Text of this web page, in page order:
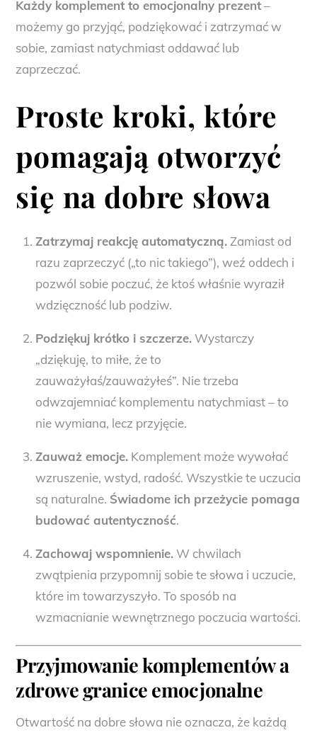
Każdy komplement to emocjonalny prezent–
możemy go przyjąć, podziękować i zatrzymać w
sobie, zamiast natychmiast oddawać lub
zaprzeczać.
Proste kroki, które
pomagają otworzyć
się na dobre słowa
Zatrzymaj reakcję automatyczną.Zamiast od
razu zaprzeczyć („to nic takiego”), weź oddech i
pozwól sobie poczuć, że ktoś właśnie wyraził
wdzięczność lub podziw.
Podziękuj krótko i szczerze.Wystarczy
„dziękuję, to miłe, że to
zauważyłaś/zauważyłeś”. Nie trzeba
odwzajemniać komplementu natychmiast – to
nie wymiana, lecz przyjęcie.
Zauważ emocje.Komplement może wywołać
wzruszenie, wstyd, radość. Wszystkie te uczucia
są naturalne. Świadome ich przeżycie pomaga
budować autentyczność.
Zachowaj wspomnienie.W chwilach
zwątpienia przypomnij sobie te słowa i uczucie,
które im towarzyszyło. To sposób na
wzmacnianie wewnętrznego poczucia wartości.
Przyjmowanie komplementówa
zdrowe granice emocjonalne
Otwartość na dobre słowa nie oznacza, że każdą